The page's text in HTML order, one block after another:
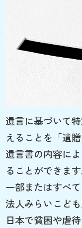
遺言に基づいて
えることを「遺
遺言書の内容に
ることができます
一部またはすべ
法人みらいこど
日本で貧困や虐